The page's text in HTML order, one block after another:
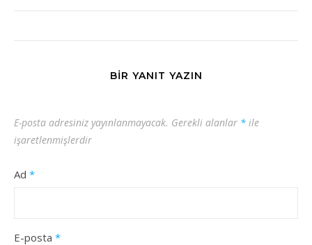
BIR YANIT YAZIN
E-posta adresiniz yayınlanmayacak. Gerekli alanlar * ile
işaretlenmişlerdir
Ad *
E-posta *